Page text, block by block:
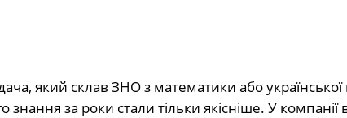
який склав ЗНО з математики або
знання за роки стали тільки якісніше. У компанії